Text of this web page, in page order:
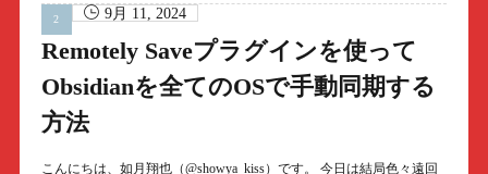
9月 11, 2024
Remotely Saveプラグインを使って
Obsidianを全てのOSで手動同期する
方法
こんにちは、如月翔也（@showya_kiss）です。 今日は結局色々遠回